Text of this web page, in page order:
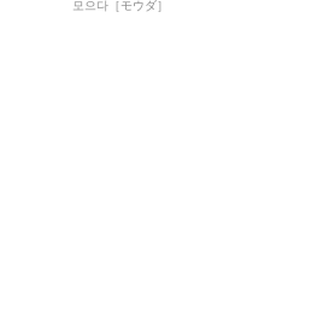
모으다［モウダ］